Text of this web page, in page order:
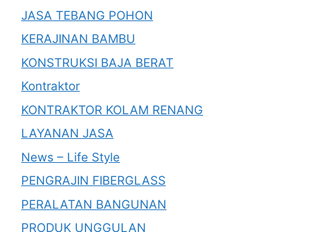
JASA TEBANG POHON
KERAJINAN BAMBU
KONSTRUKSI BAJA BERAT
Kontraktor
KONTRAKTOR KOLAM RENANG
LAYANAN JASA
News – Life Style
PENGRAJIN FIBERGLASS
PERALATAN BANGUNAN
PRODUK UNGGULAN